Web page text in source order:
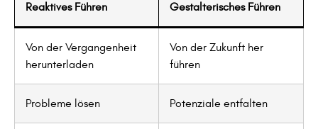
Reaktives Führen Gestalterisches Führen
Von der Vergangenheit
herunterladen
Von der Zukunft her
führen
Probleme lösen Potenziale entfalten